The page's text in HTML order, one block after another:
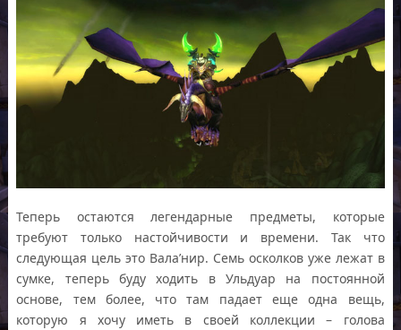
Теперь остаются легендарные предметы, которые
требуют только настойчивости и времени. Так что
следующая цель это Вала’нир. Семь осколков уже лежат в
сумке, теперь буду ходить в Ульдуар на постоянной
основе, тем более, что там падает еще одна вещь,
которую я хочу иметь в своей коллекции – голова